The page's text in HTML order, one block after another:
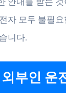
자 모두 불필
니다.
부인 운